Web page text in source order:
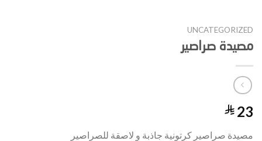
UNCATEGORIZED
مصيدة صراصير
23
مصيدة صراصير كرتونية جاذبة و لاصقة للصراصير